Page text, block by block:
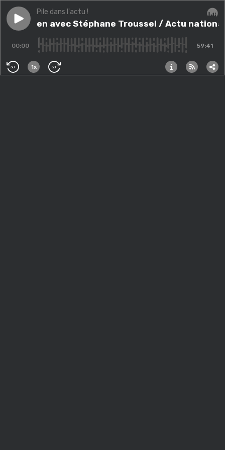
Play episodeEntretien avec Stéphane Troussel / Actu nationale
Pile dans l'actu !
Entretien avec Stéphane Troussel / Actu
00:00 59:41
30 1x 30